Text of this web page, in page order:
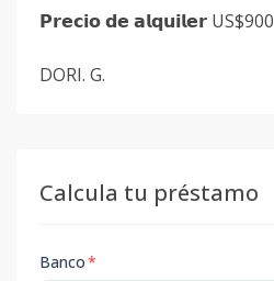
𝗣𝗿𝗲𝗰𝗶𝗼 𝗱𝗲 𝗮𝗹𝗾𝘂𝗶𝗹𝗲𝗿 US$900
DORI. G.
Calcula tu préstamo
Banco*